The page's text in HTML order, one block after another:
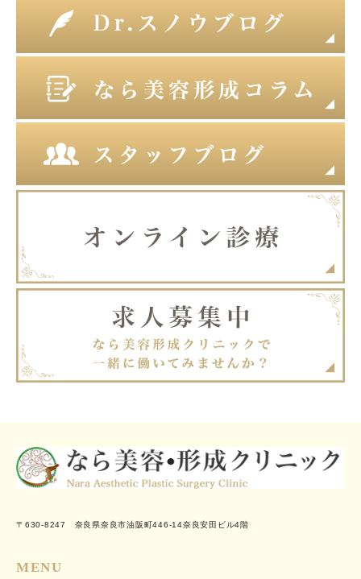
〒630-8247 奈良県奈良市油阪町446-14奈良安田ビル4階
MENU